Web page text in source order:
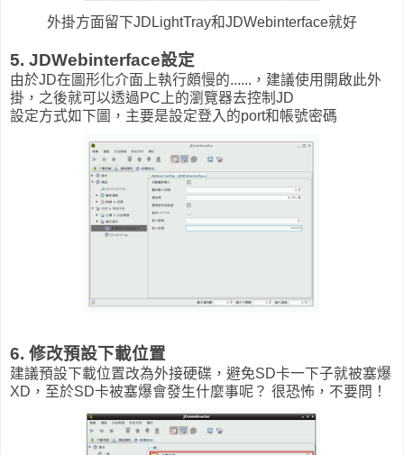
外掛方面留下JDLightTray和JDWebinterface就好
5. JDWebinterface設定
由於JD在圖形化介面上執行頗慢的......，建議使用開啟此外
掛，之後就可以透過PC上的瀏覽器去控制JD
設定方式如下圖，主要是設定登入的port和帳號密碼
6. 修改預設下載位置
建議預設下載位置改為外接硬碟，避免SD卡一下子就被塞爆
XD，至於SD卡被塞爆會發生什麼事呢？ 很恐怖，不要問！